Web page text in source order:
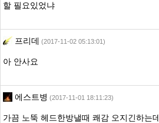
할 필요있었냐
프리데 (2017-11-02 05:13:01)
아 안사요
에스트병 (2017-11-01 18:11:23)
가끔 노뚝 헤드한방낼때 쾌감 오지긴하는